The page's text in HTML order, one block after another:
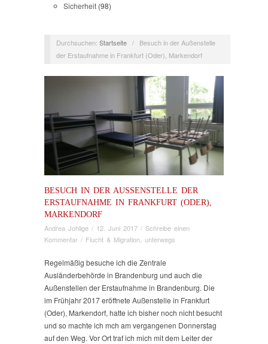
Sicherheit (98)
Durchsuchen: Startseite /
Besuch in der Außenstelle
der Erstaufnahme in Frankfurt (Oder), Markendorf
BESUCH IN DER AUSSENSTELLE DER E
RSTAUFNAHME IN FRANKFURT (ODER), M
ARKENDORF
Andrea Johlige / 12. Juni 2017 / Schreibe einen
Kommentar / Flucht & Migration unterwegs
Regelmäßig besuche ich die Zentrale
Ausländerbehörde in Brandenburg und auch die
Außenstellen der Erstaufnahme in Brandenburg. Die
im Frühjahr 2017 eröffnete Außenstelle in Frankfurt
(Oder), Markendorf, hatte ich bisher noch nicht besucht
und so machte ich mch am vergangenen Donnerstag
auf den Weg. Vor Ort traf ich mich mit dem Leiter der